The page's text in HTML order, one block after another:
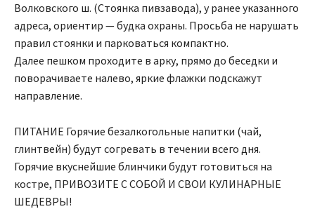
Волковского ш. (Стоянка пивзавода), у ранее указанного
адреса, ориентир — будка охраны. Просьба не нарушать
правил стоянки и парковаться компактно.
Далее пешком проходите в арку, прямо до беседки и
поворачиваете налево, яркие флажки подскажут
направление.
ПИТАНИЕ Горячие безалкогольные напитки (чай,
глинтвейн) будут согревать в течении всего дня.
Горячие вкуснейшие блинчики будут готовиться на
костре, ПРИВОЗИТЕ С СОБОЙ И СВОИ КУЛИНАРНЫЕ
ШЕДЕВРЫ!